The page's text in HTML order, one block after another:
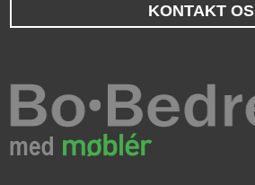
KONTAKT OS